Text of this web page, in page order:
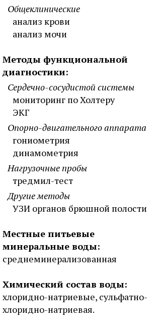
Общеклинические
анализ крови
анализ мочи
Методы функциональной
диагностики:
Сердечно-сосудистой системы
мониторинг по Холтеру
ЭКГ
Опорно-двигательного аппарата
гониометрия
динамометрия
Нагрузочные пробы
тредмил-тест
Другие методы
УЗИ органов брюшной полости
Местные питьевые
минеральные воды:
среднеминерализованная
Химический состав воды:
хлоридно-натриевые, сульфатно-
хлоридно-натриевая.